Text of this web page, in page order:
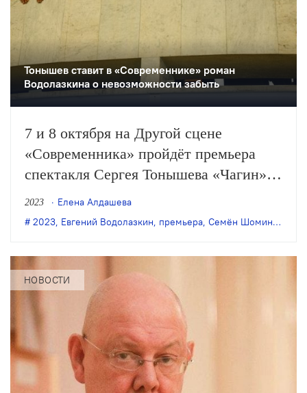
Тонышев ставит в «Современнике» роман
Водолазкина о невозможности забыть
7 и 8 октября на Другой сцене
«Современника» пройдёт премьера
спектакля Сергея Тонышева «Чагин»
по одноимённому роману Евгения
Водолазкина.
2023
Елена Алдашева
2023 Евгений Водолазкин премьера Семён Шомин,
НОВОСТИ